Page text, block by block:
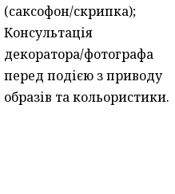
(саксофон/скрипка);
Консультація
декоратора/фотографа
перед подією з приводу
образів та кольористики.